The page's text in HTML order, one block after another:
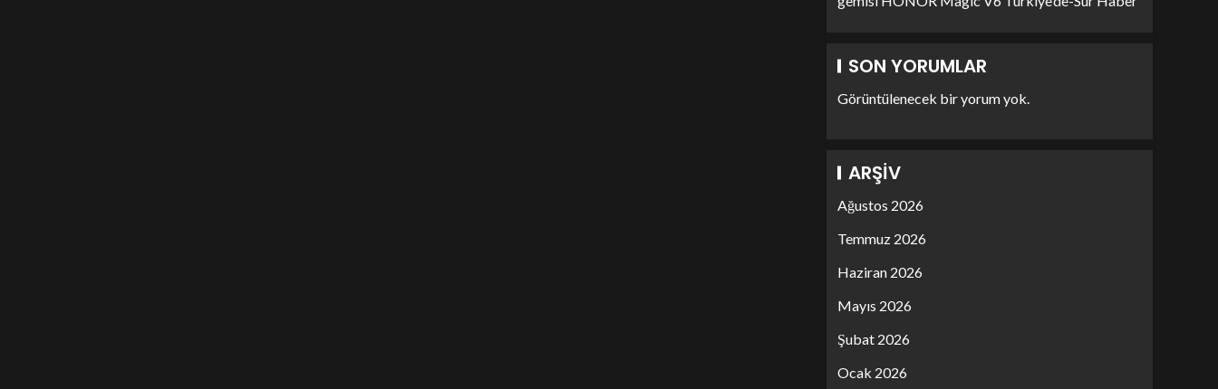
SON YORUMLAR
Görüntülenecek bir yorum yok.
ARŞIV
Ağustos 2026
Temmuz 2026
Haziran 2026
Mayıs 2026
Şubat 2026
Ocak 2026